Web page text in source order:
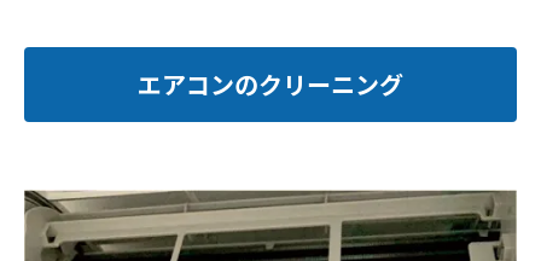
エアコンのクリーニング